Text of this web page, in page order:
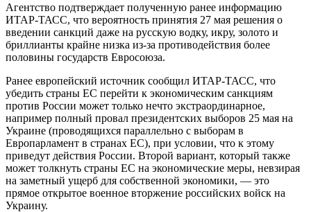
Агентство подтверждает полученную ранее информацию
ИТАР-ТАСС, что вероятность принятия 27 мая решения о
введении санкций даже на русскую водку, икру, золото и
бриллианты крайне низка из-за противодействия более
половины государств Евросоюза.
Ранее европейский источник сообщил ИТАР-ТАСС, что
убедить страны ЕС перейти к экономическим санкциям
против России может только нечто экстраординарное,
например полный провал президентских выборов 25 мая на
Украине (проводящихся параллельно с выборам в
Европарламент в странах ЕС), при условии, что к этому
приведут действия России. Второй вариант, который также
может толкнуть страны ЕС на экономические меры, невзирая
на заметный ущерб для собственной экономики, — это
прямое открытое военное вторжение российских войск на
Украину.